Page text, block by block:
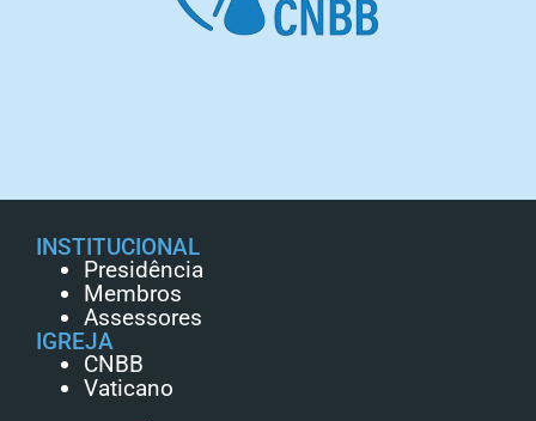
INSTITUCIONAL
Presidência
Membros
Assessores
IGREJA
CNBB
Vaticano